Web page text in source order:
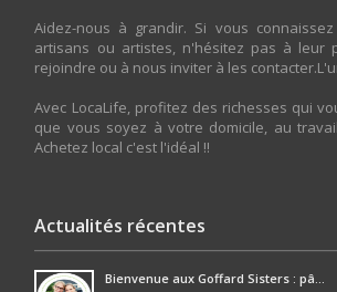
Aidez-nous à grandir. Si vous
artisans ou artistes, n'hésitez pas à leur
rejoindre ou à nous inviter à les
Avec LocaLife, profitez des richesses qui
que vous soyez à votre domicile, au
Achetez local c'est l'idéal !!
Actualités récentes
Bienvenue aux Goffard Sisters : pâ...